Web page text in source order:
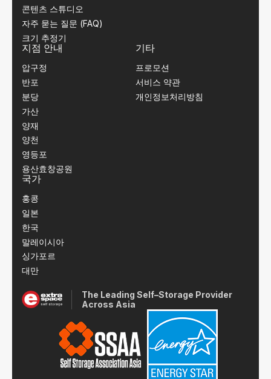
콘텐츠 스튜디오
자주 묻는 질문 (FAQ)
크기 추정기
지점 안내
압구정
반포
분당
가산
양재
양천
영등포
용산효창공원
기타
프로모션
서비스 약관
개인정보처리방침
국가
홍콩
일본
한국
말레이시아
싱가포르
대만
The Leading Self–Storage Provider
Across Asia